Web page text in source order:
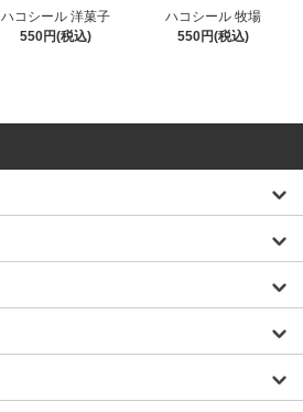
ハコシール 洋菓子
550円(税込)
ハコシール 牧場
550円(税込)